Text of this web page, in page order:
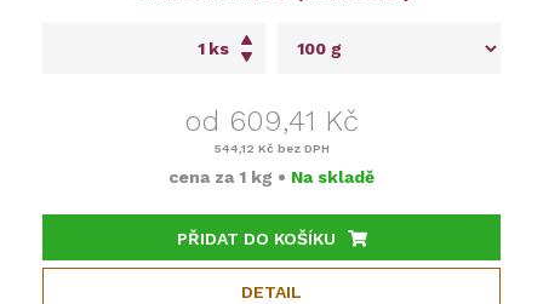
ks
od 609,41 Kč
544,12 Kč bez DPH
cena za 1 kg • Na skladě
PŘIDAT DO KOŠÍKU
DETAIL